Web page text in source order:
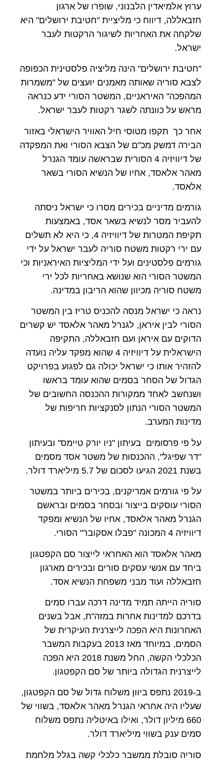
ערוץ אלמיאדין הלבנוני, שופרו של ארגון
חזבאללה, דיווח כי מליציית "חטיבת ירושלים" היא
שלקחה את האחריות לשיגור הרקטות לעבר
ישראל.
"חטיבת ירושלים" הינה מליציה פלסטינית הכפופה
לצבא סוריה שאותה מאמנים יועצים של "משמרות
המהפכה" האיראניים, המשטר הסורי ידע כנראה
מראש על כוונתה לשגר רקטות לעבר ישראל.
אחר כך תקפו מטוסי חיל האוויר הישראלי באזור
הבירה דמשק מכ"ם של הצבא הסורי ואת המפקדה
של דיוויזיה 4 הסורית שבראשה עומד הגנרל
מאהר אלאסד, אחיו של הנשיא הסורי בשאר
אלאסד.
גורמים מדיניים בכירים מסרו כי ישראל ניסתה
להעביר מסר לנשיא בשאר אסד, באמצעות
תקיפת המטרות של דיוויזיה 4, כי היא לא תשלים
עם ירי רקטות משטח סוריה לעבר ישראל על ידי
גורמים פלסטינים ועל ידי המליציות האיראניות וכי
המשטר הסורי הוא שנושא באחריות לכל ירי
משטח סוריה מכיוון שהוא הריבון במדינה.
נראה כי ישראל מנסה להכניס טריז בין המשטר
הסורי לבין איראן, לגנרל מאהר אלאסד יש קשרים
הדוקים עם איראן ועם חזבאללה, התקיפה
הישראלית על דיוויזיה 4 שהוא מפקד עליה נועדה
להזהיר אותו כי ישראל יכולה גם לפגוע בפרויקט
הגדול של הסחר בסמים שהוא עומד בראשו
ושנחשב לאחד ממקורות ההכנסה החשובים של
המשטר הסורי הנתון לסנקציות חריפות של
מדינות המערב.
על פי פרסומים בעיתון "ניו יורק טיימס" ובעיתון
"דר שפיגל", ההכנסות של משטר אסד מסמים
בשנת 2021 הגיעו לסכום של 5.7 מיליארד דולר.
על פי גורמים אמריקנים, בכירים ביותר במשטר
הסורי עוסקים בייצור ובסחר בסמים ובראשם
הגנרל מאהר אלאסד, אחיו של הנשיא ומפקד
דיוויזיה 4 המכונה
"פבלו אסקובר" הסורי.
מאהר אלאסד הוא האחראי לייצור סם הקפטגון
ביחד עם אנשי עסקים סורים ובכירים מארגון
חזבאללה ועוד מבני משפחת הנשיא אסד.
סוריה הייתה תמיד מדינה דרכה עברו סמים
בדרכם למדינות אחרות במזה"ת, אבל בשנים
האחרונות היא הפכה לייצרנית העיקרית של
הסמים, במיוחד מאז 2013 בעקבות המשבר
הכלכלי הקשה, החל משנת 2018 היא הפכה
לייצרנית הגדולה ביותר של סם הקפטגון.
ב-2019 נתפס ביוון משלוח גדול של סם הקפטגון,
שעליו היה אחראי הגנרל מאהר אלאסד, בשווי של
660 מיליון דולר, ואילו באיטליה נתפס משלוח
סמים ענק בשווי מיליארד דולר.
סוריה סובלת ממשבר כלכלי קשה בגלל מלחמת